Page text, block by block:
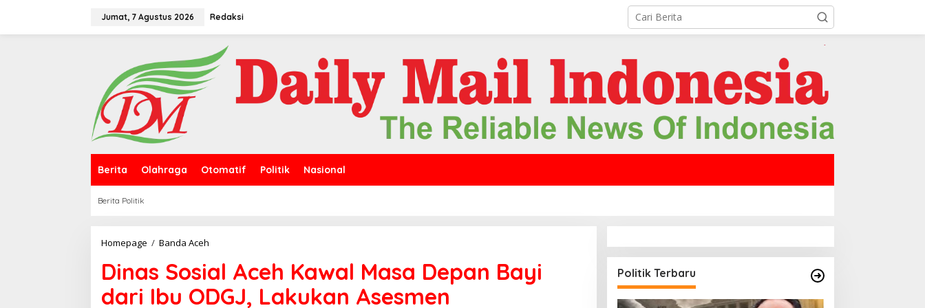
Jumat, 7 Agustus 2026 Redaksi
Berita Olahraga Otomatif Politik Nasional
Berita Politik
Homepage / Banda Aceh
n
a
s
S
Dinas Sosial Aceh Kawal Masa Depan Bayi
dari Ibu ODGJ, Lakukan Asesmen
Politik Terbaru